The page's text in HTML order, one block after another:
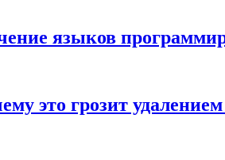
языков
это грозит